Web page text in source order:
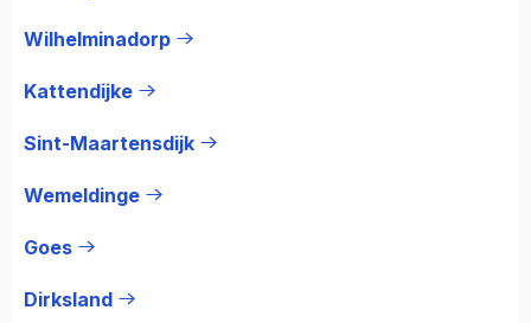
Wilhelminadorp
Kattendijke
Sint-Maartensdijk
Wemeldinge
Goes
Dirksland